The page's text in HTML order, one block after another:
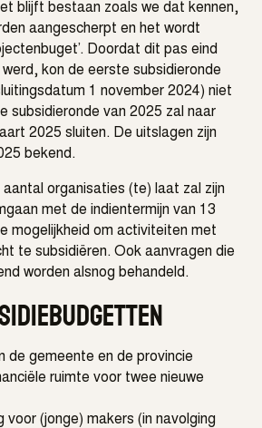
blijft bestaan zoals we dat kennen,
aangescherpt en het wordt
Doordat dit pas eind
kon de eerste subsidieronde
1 november 2024) niet
subsidieronde van 2025 zal naar
2025 sluiten. De uitslagen zijn
bekend.
organisaties (te) laat zal zijn
met de indientermijn van 13
mogelijkheid om activiteiten met
te subsidiëren. Ook aanvragen die
worden alsnog behandeld.
de gemeente en de provincie
ruimte voor twee nieuwe
voor (jonge) makers (in navolging